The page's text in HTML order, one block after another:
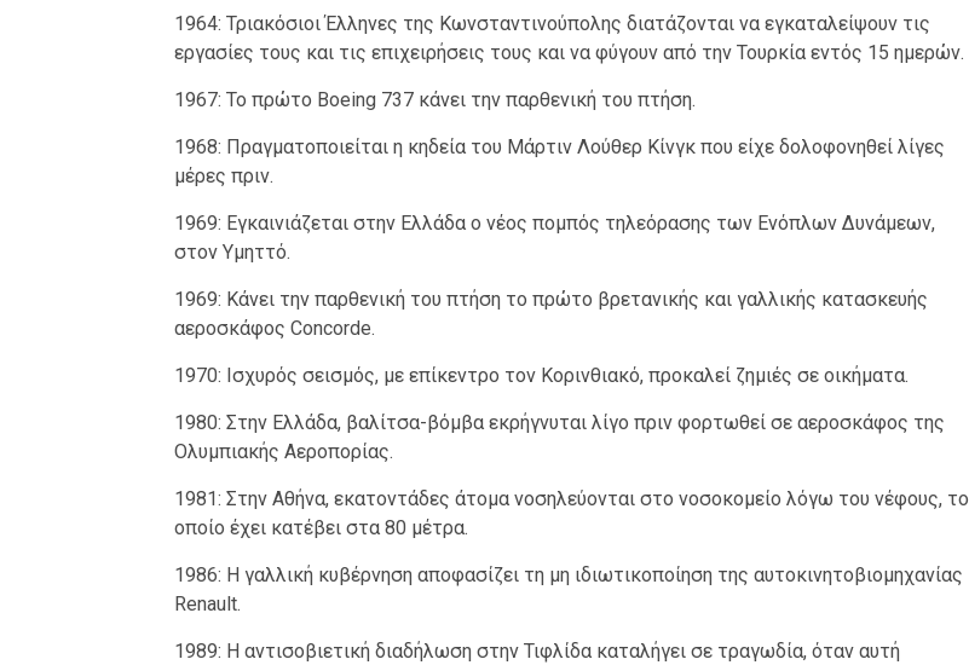
1964: Τριακόσιοι Έλληνες της Κωνσταντινούπολης διατάζονται να εγκαταλείψουν τις
εργασίες τους και τις επιχειρήσεις τους και να φύγουν από την Τουρκία εντός 15 ημερών.
1967: Το πρώτο Boeing 737 κάνει την παρθενική του πτήση.
1968: Πραγματοποιείται η κηδεία του Μάρτιν Λούθερ Κίνγκ που είχε δολοφονηθεί λίγες
μέρες πριν.
1969: Εγκαινιάζεται στην Ελλάδα ο νέος πομπός τηλεόρασης των Ενόπλων Δυνάμεων,
στον Υμηττό.
1969: Κάνει την παρθενική του πτήση το πρώτο βρετανικής και γαλλικής κατασκευής
αεροσκάφος Concorde.
1970: Ισχυρός σεισμός, με επίκεντρο τον Κορινθιακό, προκαλεί ζημιές σε οικήματα.
1980: Στην Ελλάδα, βαλίτσα-βόμβα εκρήγνυται λίγο πριν φορτωθεί σε αεροσκάφος της
Ολυμπιακής Αεροπορίας.
1981: Στην Αθήνα, εκατοντάδες άτομα νοσηλεύονται στο νοσοκομείο λόγω του νέφους, το
οποίο έχει κατέβει στα 80 μέτρα.
1986: Η γαλλική κυβέρνηση αποφασίζει τη μη ιδιωτικοποίηση της αυτοκινητοβιομηχανίας
Renault.
1989: Η αντισοβιετική διαδήλωση στην Τιφλίδα καταλήγει σε τραγωδία, όταν αυτή